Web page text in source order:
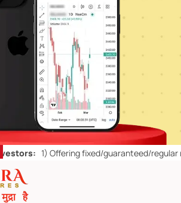
1)Offering fixed/guaranteed/regular